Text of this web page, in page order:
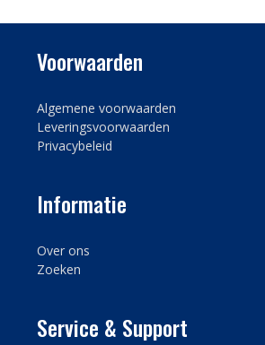
Voorwaarden
Algemene voorwaarden
Leveringsvoorwaarden
Privacybeleid
Informatie
Over ons
Zoeken
Service & Support